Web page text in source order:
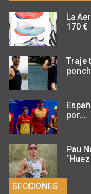
La
170 €
Traje
por…
Pau
´Huez
SECCIONES